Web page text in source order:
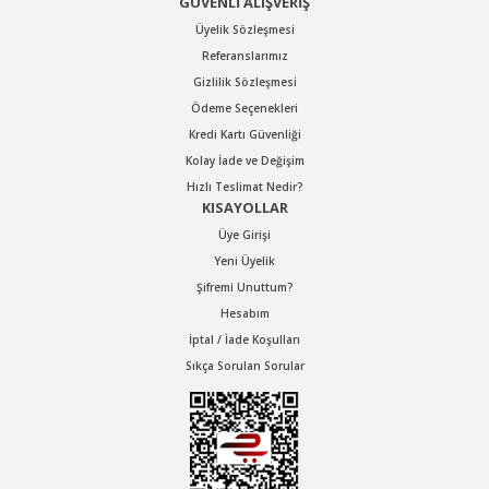
Üyelik Sözleşmesi
Referanslarımız
Gizlilik Sözleşmesi
Ödeme Seçenekleri
Kredi Kartı Güvenliği
Kolay İade ve Değişim
Hızlı Teslimat Nedir?
KISAYOLLAR
Üye Girişi
Yeni Üyelik
Şifremi Unuttum?
Hesabım
İptal / İade Koşulları
Sıkça Sorulan Sorular